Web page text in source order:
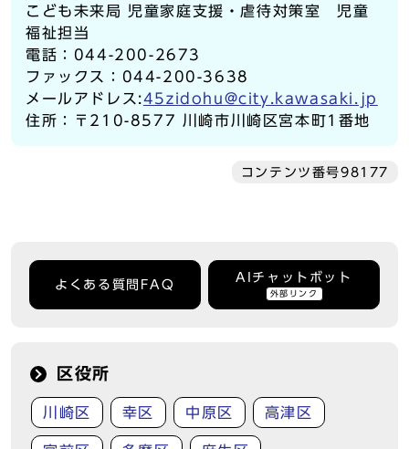
こども未来局 児童家庭支援・虐待対策室 児童
福祉担当
電話：044-200-2673
ファックス：044-200-3638
メールアドレス:45zidohu@city.kawasaki.jp
住所：〒210-8577 川崎市川崎区宮本町1番地
コンテンツ番号98177
よくある質問FAQ
AIチャットボット
外部リンク
区役所
川崎区 幸区 中原区 高津区